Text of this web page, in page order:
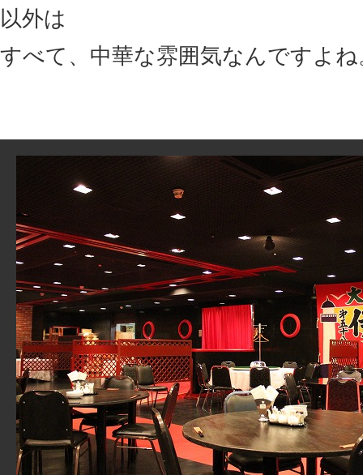
以外は
すべて、中華な雰囲気なんですよね